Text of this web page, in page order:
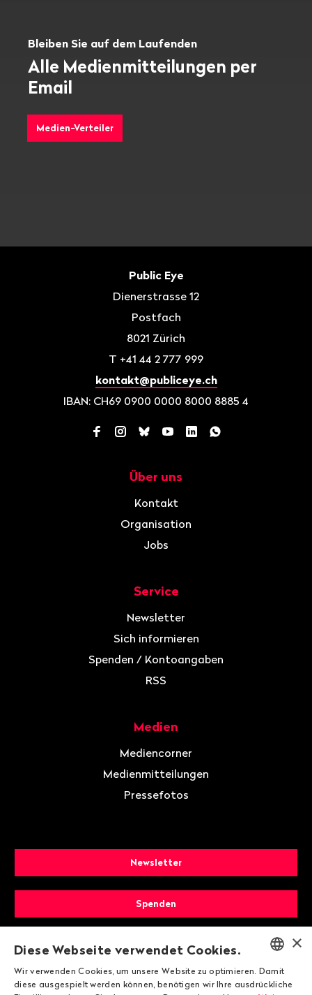
Bleiben Sie auf dem Laufenden
Alle Medienmitteilungen per
Email
Medien-Verteiler
Public Eye
Dienerstrasse 12
Postfach
8021 Zürich
T +41 44 2 777 999
kontakt@publiceye.ch
IBAN: CH69 0900 0000 8000 8885 4
Facebook
Instagram
BlueskyYouTube
LinkedInWhatsApp
Über uns
Kontakt
Organisation
Jobs
Service
Newsletter
Sich informieren
Spenden / Kontoangaben
RSS
Medien
Mediencorner
Medienmitteilungen
Pressefotos
Newsletter
Spenden
Mitglied werden
ENGLISH
×
Diese Webseite verwendet Cookies.
Wir verwenden Cookies, um unsere Website zu optimieren. Damit
diese ausgespielt werden können, benötigen wir Ihre ausdrückliche